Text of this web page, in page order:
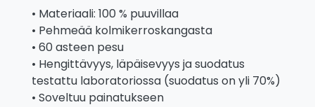
• Materiaali: 100 % puuvillaa
• Pehmeää kolmikerroskangasta
• 60 asteen pesu
• Hengittävyys, läpäisevyys ja suodatus
testattu laboratoriossa (suodatus on yli 70%)
• Soveltuu painatukseen